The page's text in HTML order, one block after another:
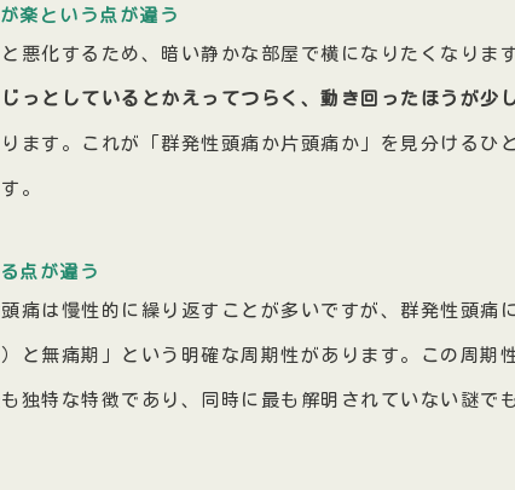
楽という点が違う
悪化するため、暗い静かな部屋で横になりたくなりま
じっとしているとかえってつらく、動き回ったほうが少
ます。これが「群発性頭痛か片頭痛か」を見分けるひ
。
点が違う
痛は慢性的に繰り返すことが多いですが、群発性頭痛
と無痛期」という明確な周期性があります。この周期
独特な特徴であり、同時に最も解明されていない謎で